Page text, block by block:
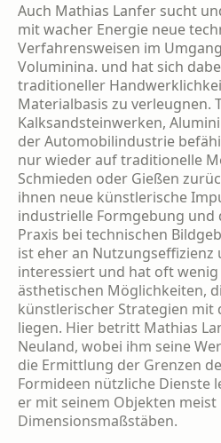
Auch Mathias Lanfer sucht
mit wacher Energie neue
Verfahrensweisen im
Voluminina. und hat sich
traditioneller
Materialbasis zu verleugnen.
Kalksandsteinwerken,
der Automobilindustrie
nur wieder auf tra­ditionelle
Schmieden oder Gießen
ihnen neue künstlerische
industrielle Formgebung und
Praxis bei technischen
ist eher an
interessiert und hat oft
ästhetischen Möglich­keiten,
künstlerischer Strategien mit
liegen. Hier betritt Mathias
Neu­land, wobei ihm seine
die Ermittlung der Grenzen
Formideen nützliche Dienste
er mit seinem Objekten
Dimensionsmaßstäben.